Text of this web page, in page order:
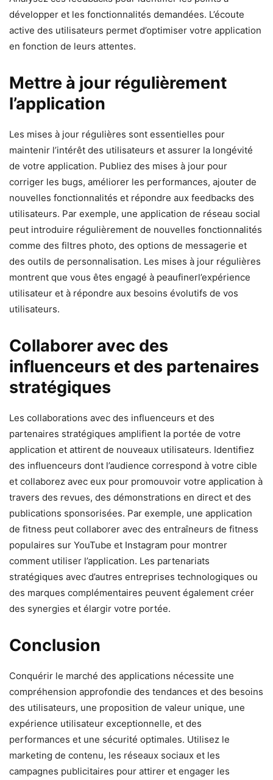
développer et les fonctionnalités demandées. L’écoute
active des utilisateurs permet d’optimiser votre application
en fonction de leurs attentes.
Mettre à jour régulièrement
l’application
Les mises à jour régulières sont essentielles pour
maintenir l’intérêt des utilisateurs et assurer la longévité
de votre application. Publiez des mises à jour pour
corriger les bugs, améliorer les performances, ajouter de
nouvelles fonctionnalités et répondre aux feedbacks des
utilisateurs. Par exemple, une application de réseau social
peut introduire régulièrement de nouvelles fonctionnalités
comme des filtres photo, des options de messagerie et
des outils de personnalisation. Les mises à jour régulières
montrent que vous êtes engagé à peaufinerl’expérience
utilisateur et à répondre aux besoins évolutifs de vos
utilisateurs.
Collaborer avec des
influenceurs et des partenaires
stratégiques
Les collaborations avec des influenceurs et des
partenaires stratégiques amplifient la portée de votre
application et attirent de nouveaux utilisateurs. Identifiez
des influenceurs dont l’audience correspond à votre cible
et collaborez avec eux pour promouvoir votre application à
travers des revues, des démonstrations en direct et des
publications sponsorisées. Par exemple, une application
de fitness peut collaborer avec des entraîneurs de fitness
populaires sur YouTube et Instagram pour montrer
comment utiliser l’application. Les partenariats
stratégiques avec d’autres entreprises technologiques ou
des marques complémentaires peuvent également créer
des synergies et élargir votre portée.
Conclusion
Conquérir le marché des applications nécessite une
compréhension approfondie des tendances et des besoins
des utilisateurs, une proposition de valeur unique, une
expérience utilisateur exceptionnelle, et des
performances et une sécurité optimales. Utilisez le
marketing de contenu, les réseaux sociaux et les
campagnes publicitaires pour attirer et engager les